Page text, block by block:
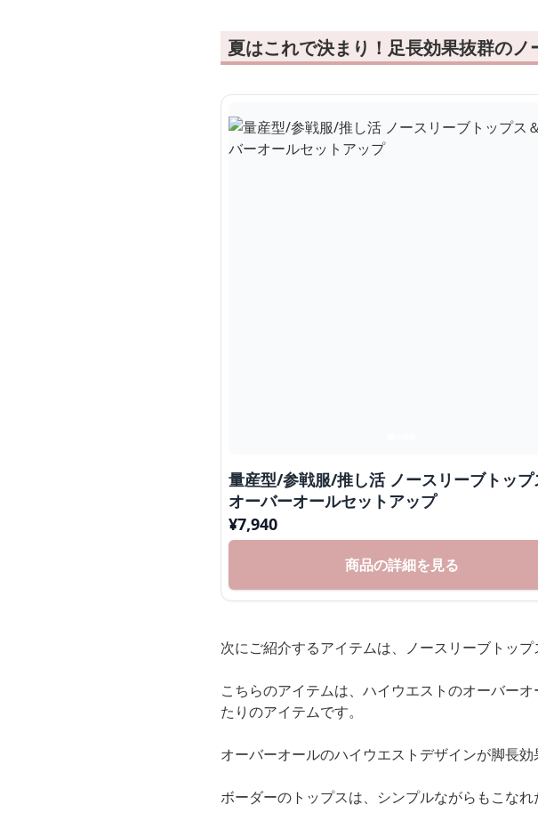
夏はこれで決まり！足長効果抜群の
量産型/参戦服/推し活 ノースリーブトップ
オーバーオールセットアップ
¥7,940
商品の詳細を見る
次にご紹介するアイテムは、ノースリーブトップ
こちらのアイテムは、ハイウエストのオーバー
たりのアイテムです。
オーバーオールのハイウエストデザインが脚長効
ボーダーのトップスは、シンプルながらもこなれ